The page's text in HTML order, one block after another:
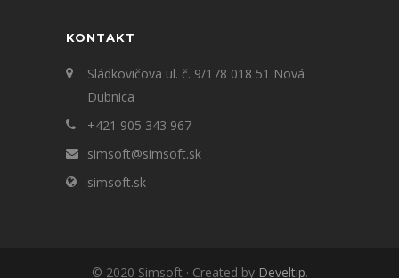
KONTAKT
Sládkovičova ul. č. 9/178 018 51 Nová
Dubnica
+421 905 343 967
simsoft@simsoft.sk
simsoft.sk
© 2020 Simsoft · Created by Develtip.